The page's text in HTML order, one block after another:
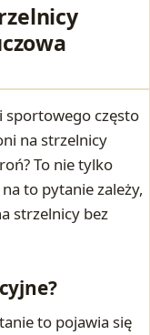
sportowego często
na strzelnicy
To nie tylko
to pytanie zależy,
strzelnicy bez
to pojawia się